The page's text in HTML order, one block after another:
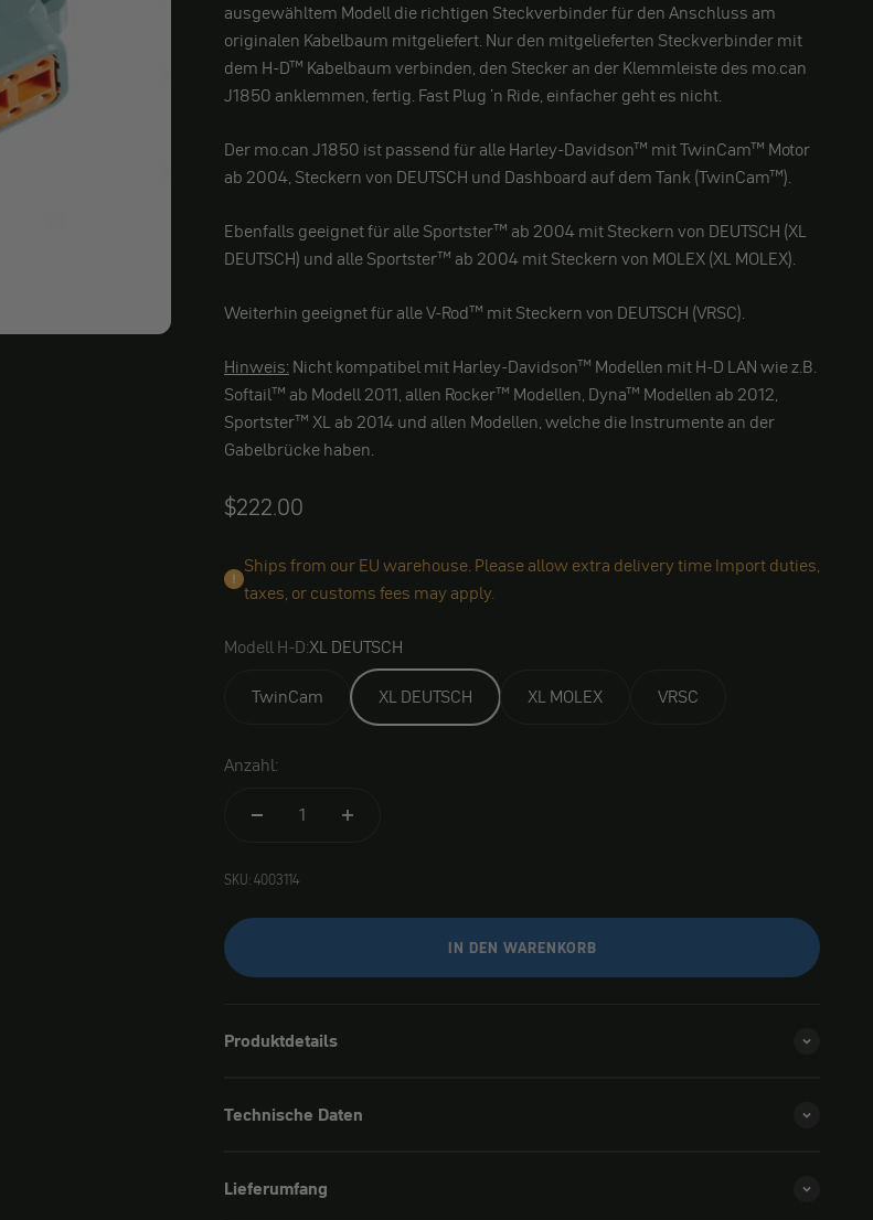
ausgewähltem Modell die richtigen Steckverbinder für den Anschluss am
originalen Kabelbaum mitgeliefert. Nur den mitgelieferten Steckverbinder mit
dem H-D™ Kabelbaum verbinden, den Stecker an der Klemmleiste des mo.can
J1850 anklemmen, fertig. Fast Plug 'n Ride, einfacher geht es nicht.
Der mo.can J1850 ist passend für alle Harley-Davidson™ mit TwinCam™ Motor
ab 2004, Steckern von DEUTSCH und Dashboard auf dem Tank (TwinCam™).
Ebenfalls geeignet für alle Sportster™ ab 2004 mit Steckern von DEUTSCH (XL
DEUTSCH) und alle Sportster™ ab 2004 mit Steckern von MOLEX (XL MOLEX).
Weiterhin geeignet für alle V-Rod™ mit Steckern von DEUTSCH (VRSC).
Hinweis: Nicht kompatibel mit Harley-Davidson™ Modellen mit H-D LAN wie z.B.
Softail™ ab Modell 2011, allen Rocker™ Modellen, Dyna™ Modellen ab 2012,
Sportster™ XL ab 2014 und allen Modellen, welche die Instrumente an der
Gabelbrücke haben.
Angebot
$222.00
Ships from our EU warehouse. Please allow extra delivery time Import duties,
taxes, or customs fees may apply.
Modell H-D:XL DEUTSCH
TwinCam XL DEUTSCH XL MOLEX VRSC
Anzahl:
SKU: 4003114
IN DEN WARENKORB
Produktdetails
Technische Daten
Lieferumfang